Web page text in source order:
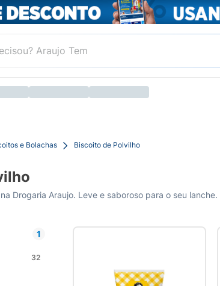
e Bolachas Biscoito de Polvilho
Drogaria Araujo. Leve e saboroso para o seu
1
32